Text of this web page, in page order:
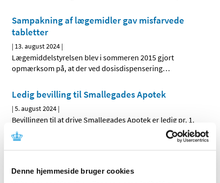
Denne hjemmeside bruger cookies
Sampakning af lægemidler gav misfarvede
tabletter
| 13. august 2024 |
Lægemiddelstyrelsen blev i sommeren 2015 gjort
opmærksom på, at der ved dosisdispensering…
Ledig bevilling til Smallegades Apotek
|5. august 2024 |
Bevillingen til at drive Smallegades Apotek er ledig pr. 1.
december 2024. Den ledige bevilling er opslået efter…
udenlandske pakninger - ny opdatering